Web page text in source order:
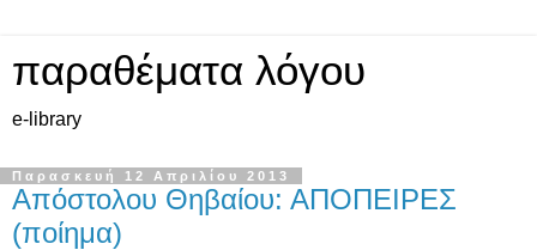
παραθέματα λόγου
e-library
Παρασκευή 12 Απριλίου 2013
Απόστολου Θηβαίου: ΑΠΟΠΕΙΡΕΣ
(ποίημα)